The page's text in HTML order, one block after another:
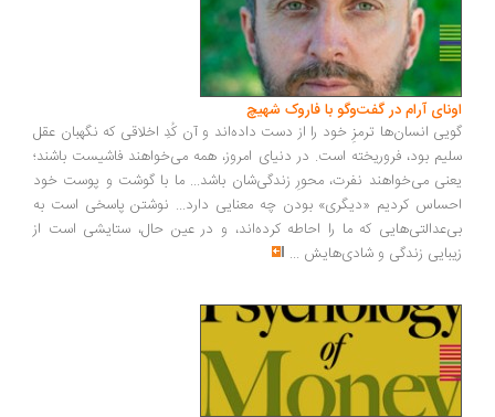
اونای آرام در گفت‌وگو با فاروک شهیچ‭
گویی انسان‌ها ترمزِ خود را از دست داده‌اند و آن کُدِ اخلاقی که نگهبان عقل
سلیم بود، فروریخته است. در دنیای امروز، همه می‌خواهند فاشیست باشند؛
یعنی می‌خواهند نفرت، محورِ زندگی‌شان باشد... ما با گوشت و پوست خود
احساس کردیم «دیگری» بودن چه معنایی دارد... نوشتن پاسخی است به
بی‌عدالتی‌هایی که ما را احاطه کرده‌اند، و در عین حال، ستایشی است از
زیبایی زندگی و شادی‌هایش ...